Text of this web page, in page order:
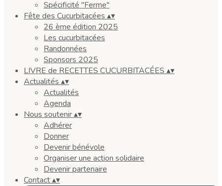
Spécificité "Ferme"
Fête des Cucurbitacées ▴▾
26 ème édition 2025
Les cucurbitacées
Randonnées
Sponsors 2025
LIVRE de RECETTES CUCURBITACÉES ▴▾
Actualités ▴▾
Actualités
Agenda
Nous soutenir▴▾
Adhérer
Donner
Devenir bénévole
Organiser une action solidaire
Devenir partenaire
Contact▴▾